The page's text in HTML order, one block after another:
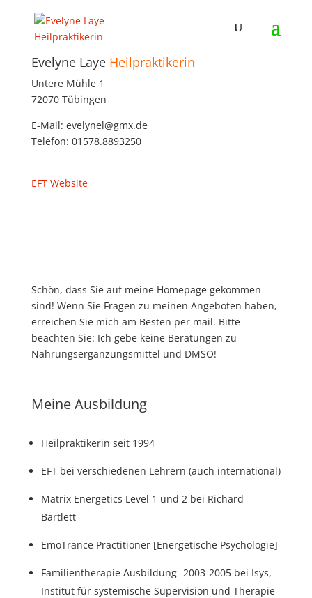
Evelyne Laye Heilpraktikerin
Untere Mühle 1
72070 Tübingen
E-Mail: evelynel@gmx.de
Telefon: 01578.8893250
EFT Website
Schön, dass Sie auf meine Homepage gekommen
sind! Wenn Sie Fragen zu meinen Angeboten haben,
erreichen Sie mich am Besten per mail. Bitte
beachten Sie: Ich gebe keine Beratungen zu
Nahrungsergänzungsmittel und DMSO!
Meine Ausbildung
Heilpraktikerin seit 1994
EFT bei verschiedenen Lehrern (auch international)
Matrix Energetics Level 1 und 2 bei Richard
Bartlett
EmoTrance Practitioner [Energetische Psychologie]
Familientherapie Ausbildung- 2003-2005 bei Isys,
Institut für systemische Supervision und Therapie